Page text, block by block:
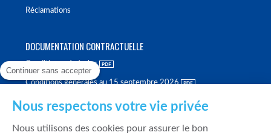
Réclamations
DOCUMENTATION CONTRACTUELLE
Conditions générales
Conditions générales au 15 septembre 2026
Continuer sans accepter
Nous respectons votre vie privée
Nous utilisons des cookies pour assurer le bon